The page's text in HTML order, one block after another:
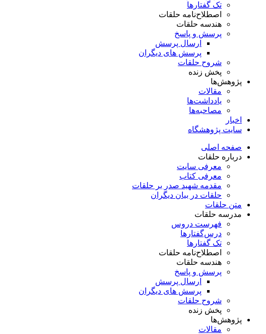
تک گفتارها
اصطلاح‌نامه حلقات
هندسه حلقات
پرسش و پاسخ
ارسال پرسش
پرسش های دیگران
شروح حلقات
پخش زنده
پژوهش‌ها
مقالات
یادداشت‌ها
مصاحبه‌ها
اخبار
سایت پژوهشگاه
صفحه اصلی
درباره حلقات
معرفی سایت
معرفی کتاب
مقدمه شهید صدر بر حلقات
حلقات در بیان دیگران
متن حلقات
مدرسه حلقات
فهرست دروس
درس‌گفتار‌ها
تک گفتارها
اصطلاح‌نامه حلقات
هندسه حلقات
پرسش و پاسخ
ارسال پرسش
پرسش های دیگران
شروح حلقات
پخش زنده
پژوهش‌ها
مقالات